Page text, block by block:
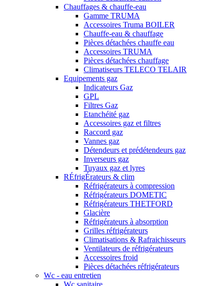
Chauffages & chauffe-eau
Gamme TRUMA
Accessoires Truma BOILER
Chauffe-eau & chauffage
Pièces détachées chauffe eau
Accessoires TRUMA
Pièces détachées chauffage
Climatiseurs TELECO TELAIR
Equipements gaz
Indicateurs Gaz
GPL
Filtres Gaz
Etanchéité gaz
Accessoires gaz et filtres
Raccord gaz
Vannes gaz
Détendeurs et prédétendeurs gaz
Inverseurs gaz
Tuyaux gaz et lyres
RÉfrigÉrateurs & clim
Réfrigérateurs à compression
Réfrigérateurs DOMETIC
Réfrigérateurs THETFORD
Glacière
Réfrigérateurs à absorption
Grilles réfrigérateurs
Climatisations & Rafraichisseurs
Ventilateurs de réfrigérateurs
Accessoires froid
Pièces détachées réfrigérateurs
Wc - eau entretien
Wc sanitaire